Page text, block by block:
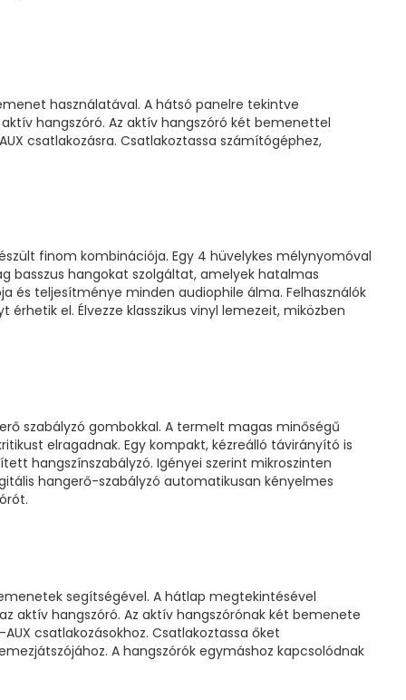
használatával. A hátsó panelre tekintve
hangszóró. Az aktív hangszóró két bemenettel
csatlakozásra. Csatlakoztassa számítógéphez,
finom kombinációja. Egy 4 hüvelykes mélynyomóval
basszus hangokat szolgáltat, amelyek hatalmas
és teljesítménye minden audiophile álma. Felhasználók
el. Élvezze klasszikus vinyl lemezeit, miközben
szabályzó gombokkal. A termelt magas minőségű
elragadnak. Egy kompakt, kézreálló távirányító is
hangszínszabályzó. Igényei szerint mikroszinten
hangerő-szabályzó automatikusan kényelmes
segítségével. A hátlap megtekintésével
aktív hangszóró. Az aktív hangszórónak két bemenete
csatlakozásokhoz. Csatlakoztassa őket
A hangszórók egymáshoz kapcsolódnak